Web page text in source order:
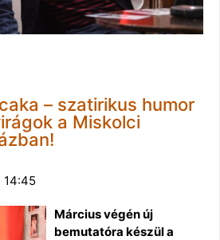
– szatirikus humor
a Miskolci
14:45
Március végén új
bemutatóra készül a